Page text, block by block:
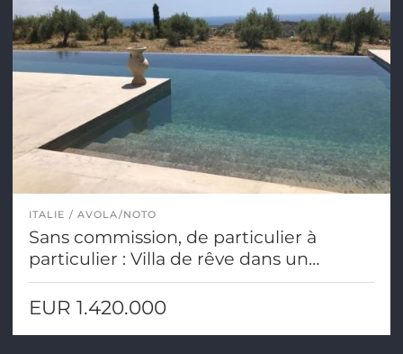
ITALIE AVOLA/NOTO
Sans commission, de particulier à
particulier : Villa de rêve dans un
endroit calme avec une vue imprenable
sur la mer en Sicile
EUR 1.420.000